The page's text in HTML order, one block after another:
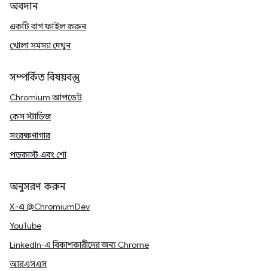
অবদান
একটি বাগ ফাইল করুন
খোলা সমস্যা দেখুন
সম্পর্কিত বিষয়বস্তু
Chromium আপডেট
কেস স্টাডিজ
সংরক্ষণাগার
পডকাস্ট এবং শো
অনুসরণ করুন
X-এ @ChromiumDev
YouTube
LinkedIn-এ বিকাশকারীদের জন্য Chrome
আরএসএস